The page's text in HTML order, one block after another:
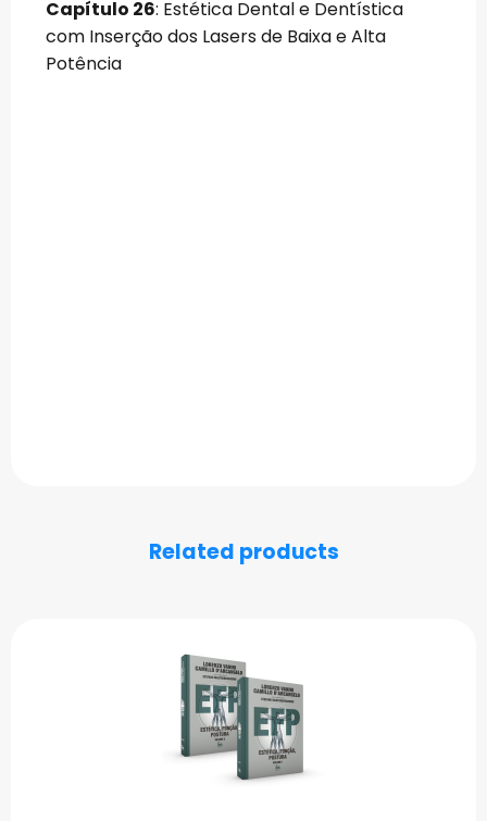
Capítulo 26: Estética Dental e Dentística
com Inserção dos Lasers de Baixa e Alta
Potência
Related products